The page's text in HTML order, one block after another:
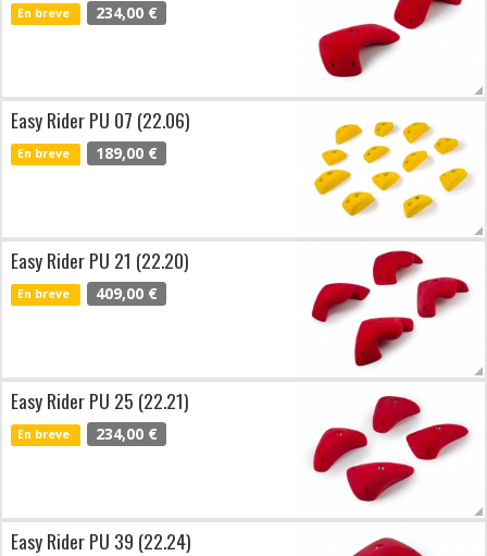
En breve 234,00 €
Easy Rider PU 07 (22.06)
En breve 189,00 €
Easy Rider PU 21 (22.20)
En breve 409,00 €
Easy Rider PU 25 (22.21)
En breve 234,00 €
Easy Rider PU 39 (22.24)